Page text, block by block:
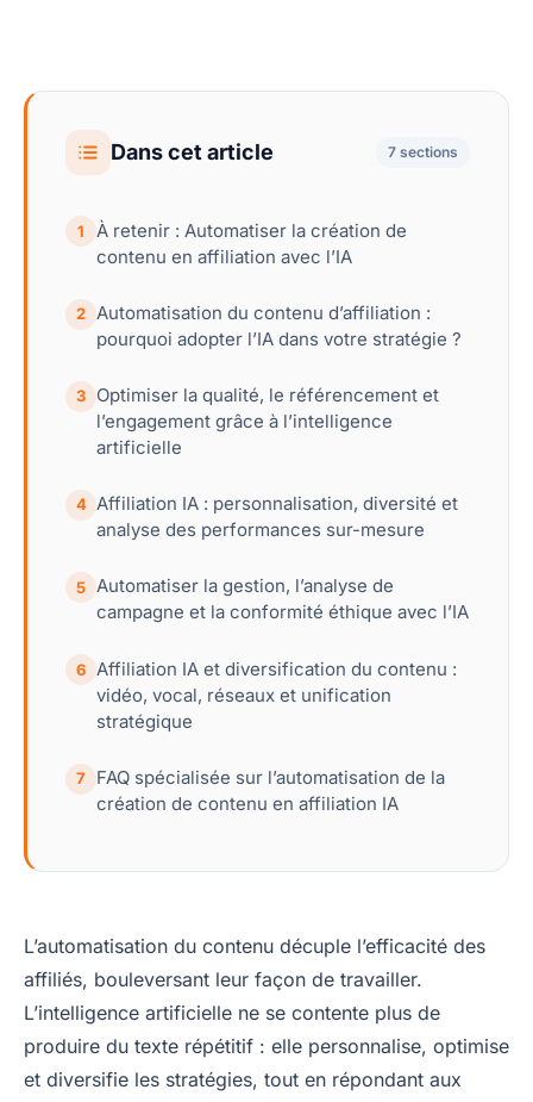
Dans cet article 7 sections
1
À retenir : Automatiser la création de
contenu en affiliation avec l’IA
2
Automatisation du contenu d’affiliation :
pourquoi adopter l’IA dans votre stratégie ?
3
Optimiser la qualité, le référencement et
l’engagement grâce à l’intelligence
artificielle
4 Affiliation IA : personnalisation, diversité et
analyse des performances sur-mesure
5 Automatiser la gestion, l’analyse de
campagne et la conformité éthique avec l’IA
6
Affiliation IA et diversification du contenu :
vidéo, vocal, réseaux et unification
stratégique
7
FAQ spécialisée sur l’automatisation de la
création de contenu en affiliation IA
L’automatisation du contenu décuple l’efficacité des
affiliés, bouleversant leur façon de travailler.
L’intelligence artificielle ne se contente plus de
produire du texte répétitif : elle personnalise, optimise
et diversifie les stratégies, tout en répondant aux